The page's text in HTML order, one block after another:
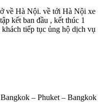
về Hà Nội. về tới Hà Nội xe
kết ban đầu , kết thúc 1
tiếp tục ủng hộ dịch vụ
– Phuket – Bangkok